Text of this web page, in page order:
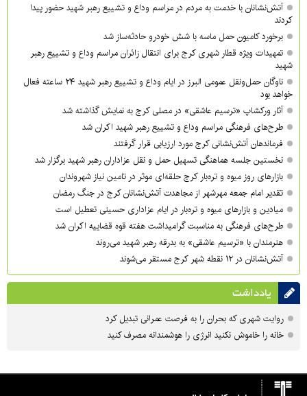
آتش‌نشانان با خدمت به مردم در مراسم وداع و تشییع رهبر شهید حضور پیدا
کردند
برخورد کامیون حمل ماسه با شش خودرو حادثه‌ساز شد
تمهیدات ویژه قطار شهری کرج برای انتقال زائران مراسم وداع و تشییع رهبر
شهید
ناوگان حمل‌ونقل عمومی البرز در ایام وداع و تشییع رهبر شهید ۲۴ ساعته فعال
خواهد بود
آثار ورکشاپ «ترسیم عاشقی» در مصلی کرج به نمایش گذاشته شد
طرح‌های فرهنگی مراسم وداع و تشییع رهبر شهید اکران شد
فرماندهان آتش‌نشانی کرج مورد ارزیابی قرار گرفتند
نخستین جلسه هماهنگی تسهیل حمل و نقل عزاداران رهبر شهید برگزار شد
بازارهای روز میوه و تره‌بار کرج حلقه‌ای موثر در تامین نیاز شهروندان
تقدیر امام جمعه مهرشهر از مجاهدت آتش‌نشانان کرج در جنگ رمضان
میادین و بازارهای میوه و تره‌بار در ایام عزاداری حسینی تعطیل است
طرح‌های فرهنگی به مناسبت گرامیداشت هفته قوه قضاییه اکران شد
هنرمندان با «ترسیم عاشقی» به بدرقه رهبر شهید می‌روند
آتش‌نشانان در ۱۲ نقطه شهر کرج مستقر می‌شوند
یادداشت
روایت شهری که بحران را به فرصت عمرانی تبدیل کرد
خانه را خاموش نکنید انرژی را هوشمندانه مصرف کنید